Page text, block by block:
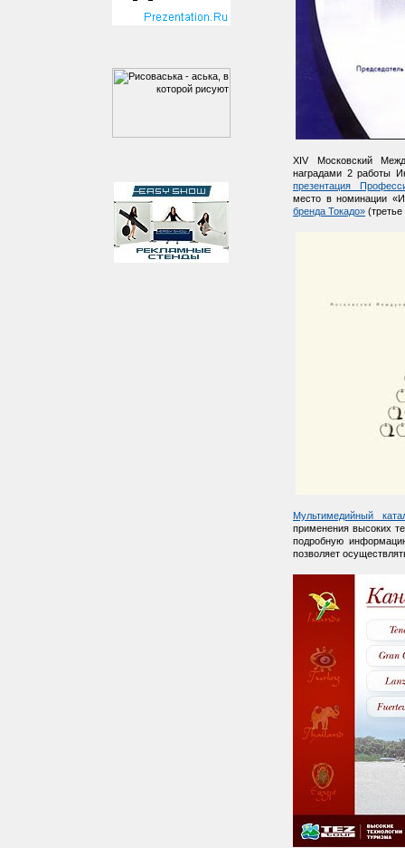
XIV Московский
наградами 2 работы
презентация
место в номинации
бренда Токадо»
Мультимедийный
применения высоких
подробную
позволяет